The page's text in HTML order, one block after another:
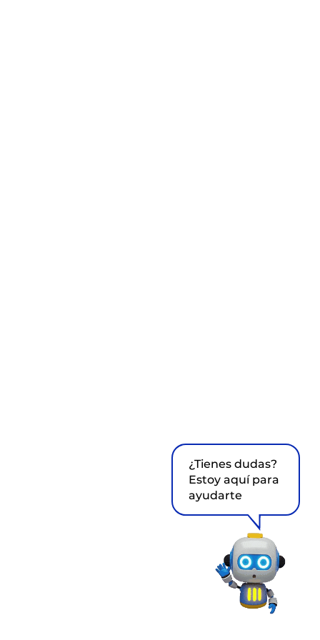
¿Tienes dudas?
Estoy aquí para
ayudarte